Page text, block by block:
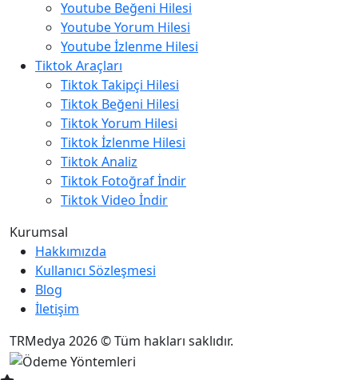
Youtube Beğeni Hilesi
Youtube Yorum Hilesi
Youtube İzlenme Hilesi
Tiktok Araçları
Tiktok Takipçi Hilesi
Tiktok Beğeni Hilesi
Tiktok Yorum Hilesi
Tiktok İzlenme Hilesi
Tiktok Analiz
Tiktok Fotoğraf İndir
Tiktok Video İndir
Kurumsal
Hakkımızda
Kullanıcı Sözleşmesi
Blog
İletişim
TRMedya 2026 © Tüm hakları saklıdır.